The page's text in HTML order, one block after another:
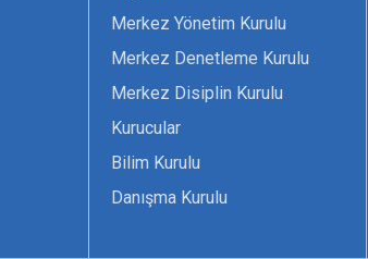
Merkez Yönetim Kurulu
Merkez Denetleme Kurulu
Merkez Disiplin Kurulu
Kurucular
Bilim Kurulu
Danışma Kurulu